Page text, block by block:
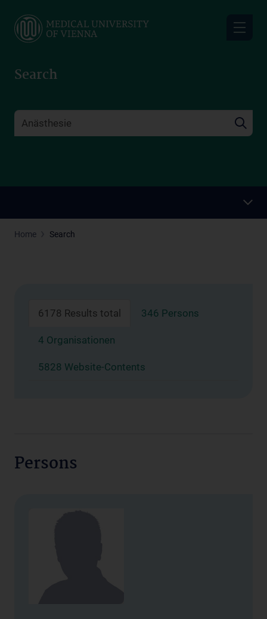
main
Search
Home Search
6178 Results total 346 Persons
4 Organisationen
5828 Website-Contents
Persons